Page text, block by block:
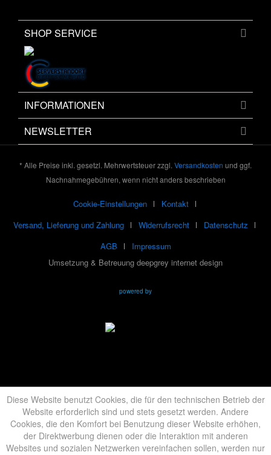
SHOP SERVICE
INFORMATIONEN
NEWSLETTER
* Alle Preise inkl. gesetzl. Mehrwertsteuer zzgl. Versandkosten und ggf.
Nachnahmegebühren, wenn nicht anders beschrieben
Cookie-Einstellungen
Kontakt
Versand, Lieferung und Zahlung
Widerrufsrecht
Datenschutz
AGB
Impressum
Umsetzung & Betreuung deepgrey internet design
powered by
Diese Website benutzt Cookies, die für den technischen Betrieb der
Website erforderlich sind und stets gesetzt werden. Andere
Cookies, die den Komfort bei Benutzung dieser Website erhöhen,
der Direktwerbung dienen oder die Interaktion mit anderen
Websites und sozialen Netzwerken vereinfachen sollen, werden nur